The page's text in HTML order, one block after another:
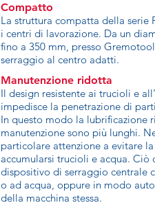
Compatto
La struttura compatta della serie
i centri di lavorazione. Da un
fino a 350 mm, presso
serraggio al centro adatti.
Manutenzione ridotta
Il design resistente ai trucioli e
impedisce la penetrazione di
In questo modo la lubrificazione
manutenzione sono più lunghi.
particolare attenzione a evitare
accumularsi trucioli e acqua. Ciò
dispositivo di serraggio centrale
o ad acqua, oppure in modo
della macchina stessa.